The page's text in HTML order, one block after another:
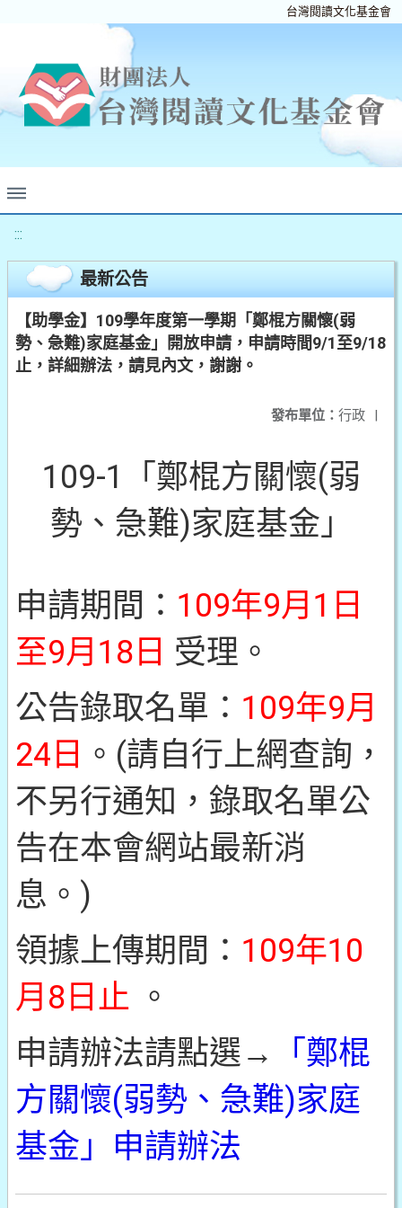
台灣閱讀文化基金會
:::
最新公告
【助學金】109學年度第一學期「鄭棍方關懷(弱
勢、急難)家庭基金」開放申請，申請時間9/1至9/18
止，詳細辦法，請見內文，謝謝。
發布單位： 行政 |
109-1「鄭棍方關懷(弱
勢、急難)家庭基金」
申請期間： 109年9月1日
至9月18日 受理。
公告錄取名單： 109年9月
24日 。(請自行上網查詢，
不另行通知，錄取名單公
告在本會網站最新消
息。)
領據上傳期間： 109年10
月8日止 。
申請辦法請點選→
「鄭棍
方關懷(弱勢、急難)家庭
基金」申請辦法